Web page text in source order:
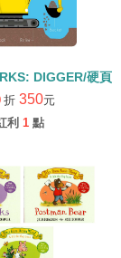
THE VERY
DIGGER/硬頁
折 350元
利 1 點